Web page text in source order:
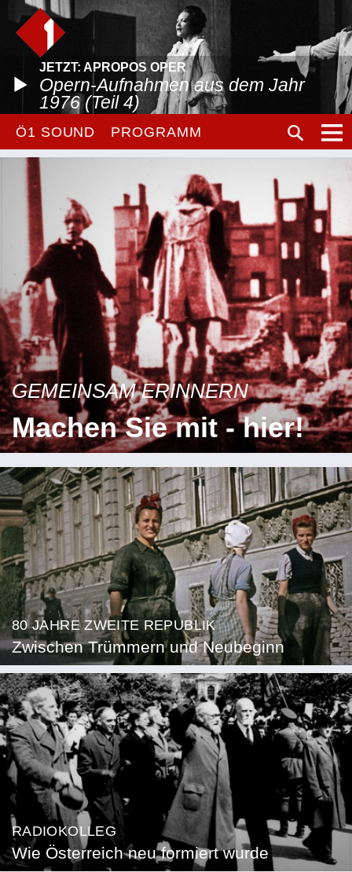
JETZT: APROPOS OPER
Opern-Aufnahmen aus dem Jahr
1976 (Teil 4)
Ö1 SOUND PROGRAMM
GEMEINSAM ERINNERN
Machen Sie mit - hier!
80 JAHRE ZWEITE REPUBLIK
Zwischen Trümmern und Neubeginn
RADIOKOLLEG
Wie Österreich neu formiert wurde